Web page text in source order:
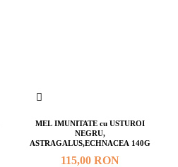
MEL IMUNITATE cu USTUROI
NEGRU,
ASTRAGALUS,ECHNACEA 140G
115,00 RON